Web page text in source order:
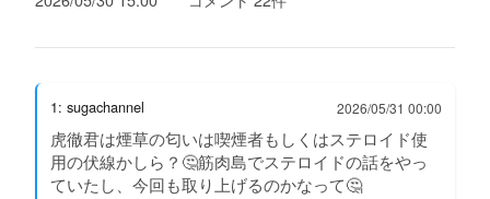
1: sugachannel 2026/05/31 00:00
虎徹君は煙草の匂いは喫煙者もしくはステロイド使
用の伏線かしら？🤔筋肉島でステロイドの話をやっ
ていたし、今回も取り上げるのかなって🤔